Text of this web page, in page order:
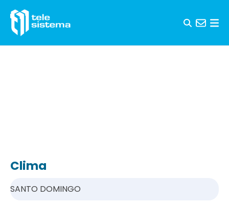
Clima
SANTO DOMINGO